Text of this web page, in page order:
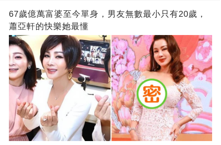
67歲億萬富婆至今單身，男友無數最小只有20歲，
蕭亞軒的快樂她最懂